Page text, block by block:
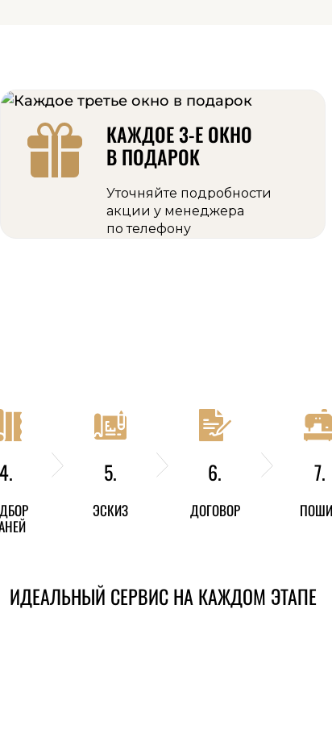
КАЖДОЕ 3-Е ОКНО
В ПОДАРОК
Уточняйте подробности
акции у менеджера
по телефону
4. 5.
ЭСКИЗ
6.
ДОГОВОР
7.
ИДЕАЛЬНЫЙ СЕРВИС НА КАЖДОМ ЭТАПЕ